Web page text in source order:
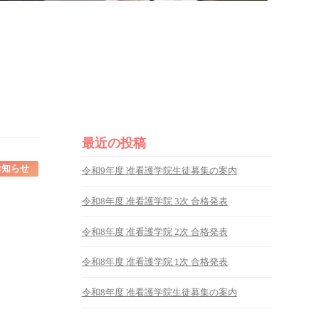
知らせ
最近の投稿
令和9年度 准看護学院生徒募集の案内
令和8年度 准看護学院 3次 合格発表
令和8年度 准看護学院 2次 合格発表
令和8年度 准看護学院 1次 合格発表
令和8年度 准看護学院生徒募集の案内